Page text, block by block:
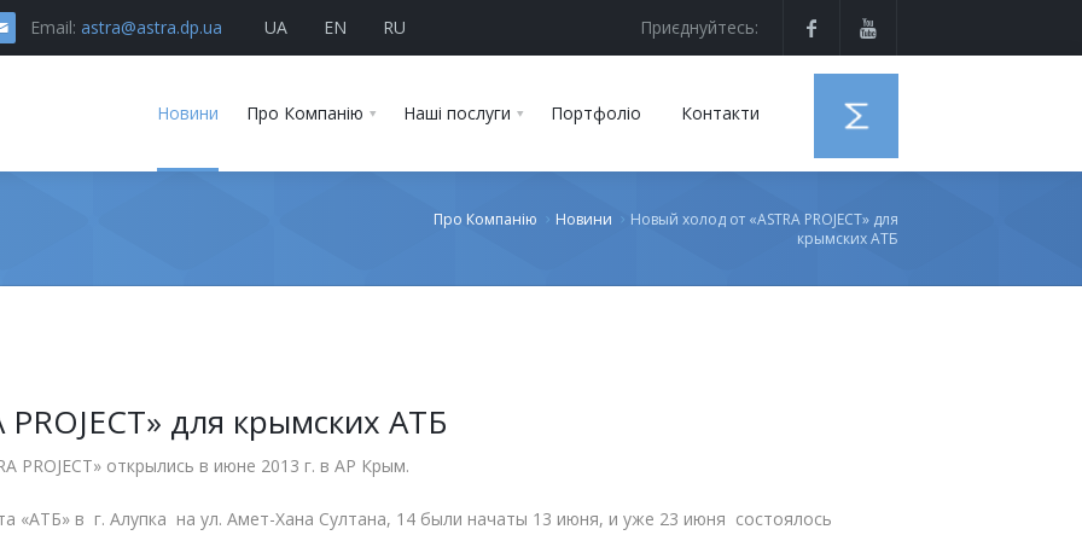
Email: astra@astra.dp.ua UA EN RU Приєднуйтесь:
Новини Про Компанію Наші послуги Портфоліо Контакти
Про Компанію Новини
Новый холод от «ASTRA PROJECT» для
крымских АТБ
для крымских АТБ
PROJECT» открылись в июне 2013 г. в АР Крым.
«АТБ» в г. Алупка на ул. Амет-Хана Султана, 14 были начаты 13 июня, и уже 23 июня состоялось